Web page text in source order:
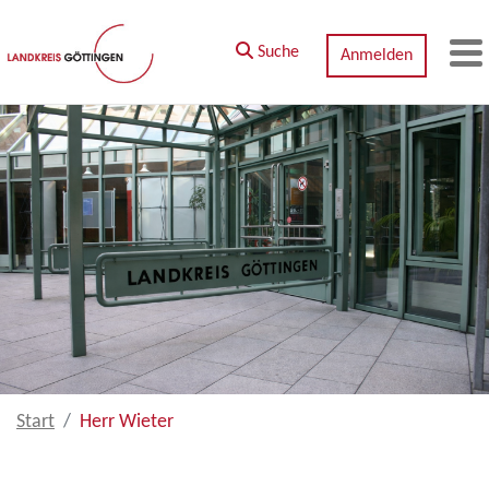
Zum Hauptinhalt springen
Suche Anmelden
Start Herr Wieter